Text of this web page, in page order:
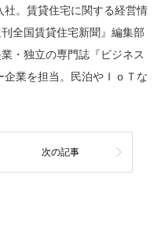
社。賃貸住宅に関する経営情
全国賃貸住宅新聞』編集部
・独立の専門誌『ビジネス
業を担当。民泊やＩｏＴな
次の記事